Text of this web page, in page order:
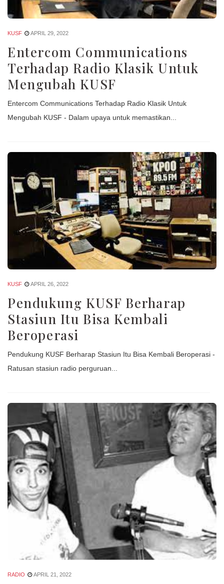
KUSF APRIL 29, 2022
Entercom Communications
Terhadap Radio Klasik Untuk
Mengubah KUSF
Entercom Communications Terhadap Radio Klasik Untuk
Mengubah KUSF - Dalam upaya untuk memastikan...
KUSF APRIL 26, 2022
Pendukung KUSF Berharap
Stasiun Itu Bisa Kembali
Beroperasi
Pendukung KUSF Berharap Stasiun Itu Bisa Kembali Beroperasi -
Ratusan stasiun radio perguruan...
RADIO APRIL 21, 2022